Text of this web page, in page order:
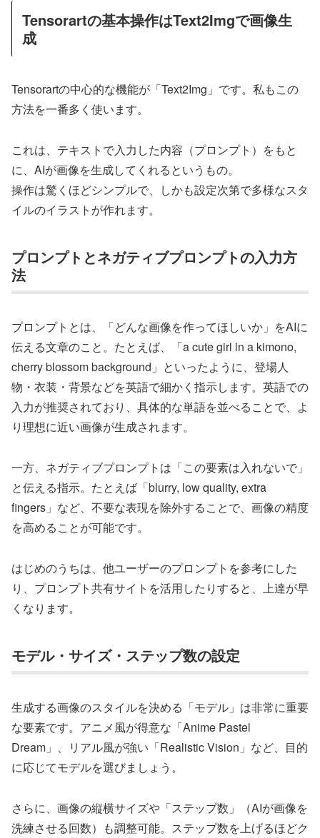
Tensorartの基本操作はText2Imgで画像生
成
Tensorartの中心的な機能が「Text2Img」です。私もこの
方法を一番多く使います。
これは、テキストで入力した内容（プロンプト）をもと
に、AIが画像を生成してくれるというもの。
操作は驚くほどシンプルで、しかも設定次第で多様なスタ
イルのイラストが作れます。
プロンプトとネガティブプロンプトの入力方
法
プロンプトとは、「どんな画像を作ってほしいか」をAIに
伝える文章のこと。たとえば、「a cute girl in a kimono,
cherry blossom background」といったように、登場人
物・衣装・背景などを英語で細かく指示します。英語での
入力が推奨されており、具体的な単語を並べることで、よ
り理想に近い画像が生成されます。
一方、ネガティブプロンプトは「この要素は入れないで」
と伝える指示。たとえば「blurry, low quality, extra
fingers」など、不要な表現を除外することで、画像の精度
を高めることが可能です。
はじめのうちは、他ユーザーのプロンプトを参考にした
り、プロンプト共有サイトを活用したりすると、上達が早
くなります。
モデル・サイズ・ステップ数の設定
生成する画像のスタイルを決める「モデル」は非常に重要
な要素です。アニメ風が得意な「Anime Pastel
Dream」、リアル風が強い「Realistic Vision」など、目的
に応じてモデルを選びましょう。
さらに、画像の縦横サイズや「ステップ数」（AIが画像を
洗練させる回数）も調整可能。ステップ数を上げるほどク